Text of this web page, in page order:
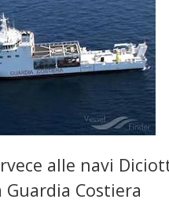
alle navi
Costiera